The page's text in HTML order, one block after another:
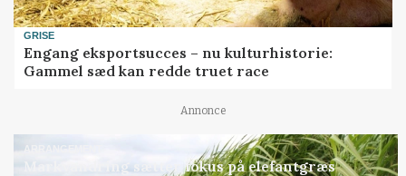
GRISE
Engang eksportsucces – nu kulturhistorie:
Gammel sæd kan redde truet race
Annonce
ARRANGEMENT
Markvandring sætter fokus på elefantgræs